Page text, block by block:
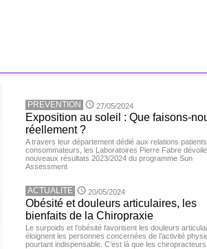
PREVENTION 27/05/2024
Exposition au soleil : Que faisons-
réellement ?
A travers leur département dédié aux relations
consommateurs, les Laboratoires Pierre Fabre
nouveaux résultats 2023/2024 du programme Sun
Assessment
ACTUALITE 20/05/2024
Obésité et douleurs articulaires, les
bienfaits de la Chiropraxie
Le surpoids et l’obésité favorisent les douleurs
éloignent les personnes concernées de l’activité
pourtant indispensable. C’est là que les chiropracteurs